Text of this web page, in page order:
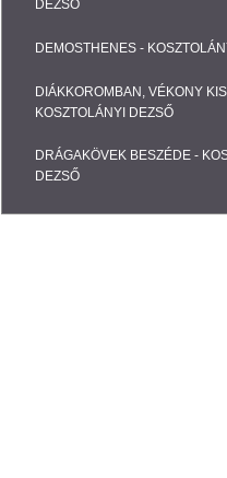
DEZSŐ
DEMOSTHENES -
DIÁKKOROMBAN, VÉKONY
KOSZTOLÁNYI DEZSŐ
DRÁGAKÖVEK BESZÉDE -
DEZSŐ
Webáruházak, Weblapok